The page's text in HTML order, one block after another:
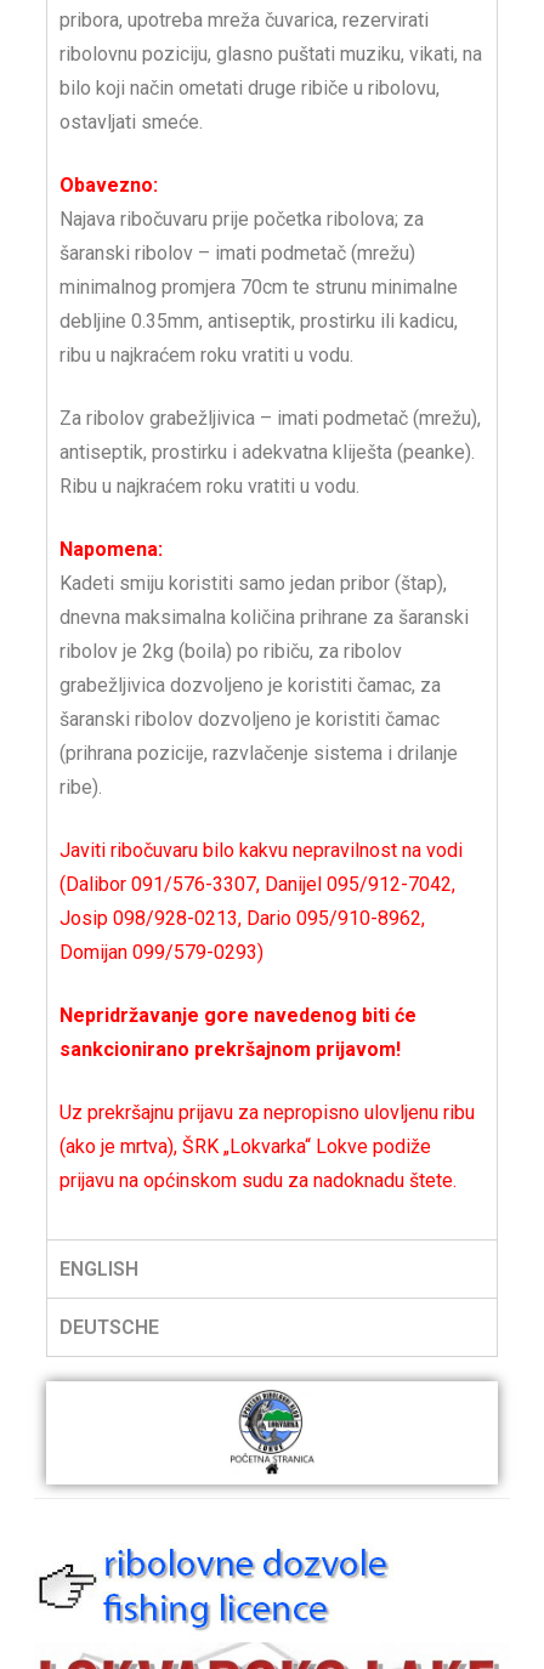
pribora, upotreba mreža čuvarica, rezervirati
ribolovnu poziciju, glasno puštati muziku, vikati, na
bilo koji način ometati druge ribiče u ribolovu,
ostavljati smeće.
Obavezno:
Najava ribočuvaru prije početka ribolova; za
šaranski ribolov – imati podmetač (mrežu)
minimalnog promjera 70cm te strunu minimalne
debljine 0.35mm, antiseptik, prostirku ili kadicu,
ribu u najkraćem roku vratiti u vodu.
Za ribolov grabežljivica – imati podmetač (mrežu),
antiseptik, prostirku i adekvatna kliješta (peanke).
Ribu u najkraćem roku vratiti u vodu.
Napomena:
Kadeti smiju koristiti samo jedan pribor (štap),
dnevna maksimalna količina prihrane za šaranski
ribolov je 2kg (boila) po ribiču, za ribolov
grabežljivica dozvoljeno je koristiti čamac, za
šaranski ribolov dozvoljeno je koristiti čamac
(prihrana pozicije, razvlačenje sistema i drilanje
ribe).
Javiti ribočuvaru bilo kakvu nepravilnost na vodi
(Dalibor 091/576-3307, Danijel 095/912-7042,
Josip 098/928-0213, Dario 095/910-8962,
Domijan 099/579-0293)
Nepridržavanje gore navedenog biti će
sankcionirano prekršajnom prijavom!
Uz prekršajnu prijavu za nepropisno ulovljenu ribu
(ako je mrtva), ŠRK „Lokvarka“ Lokve podiže
prijavu na općinskom sudu za nadoknadu štete.
ENGLISH
DEUTSCHE